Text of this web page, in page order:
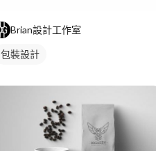
Brian設計工作室
包裝設計